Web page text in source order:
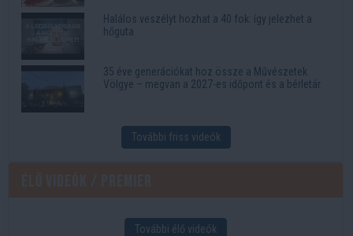
Halálos veszélyt hozhat a 40 fok: így jelezhet a
hőguta
35 éve generációkat hoz össze a Művészetek
Völgye – megvan a 2027-es időpont és a bérletár
További friss videók
További élő videók